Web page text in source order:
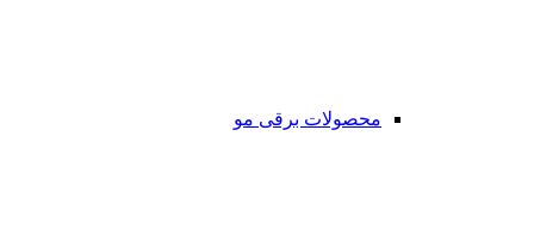
محصولات برقی مو